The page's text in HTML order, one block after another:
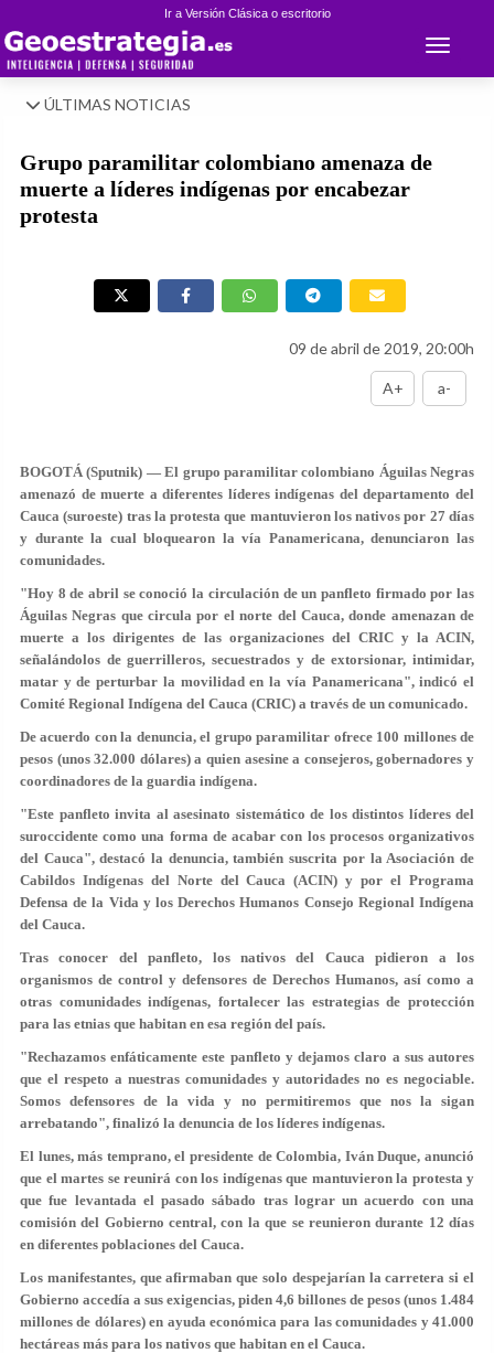
Ir a Versión Clásica o escritorio
Toggle
ÚLTIMAS NOTICIAS
Grupo paramilitar colombiano amenaza de
muerte a líderes indígenas por encabezar
protesta
09 de abril de 2019, 20:00h
A+ a-
BOGOTÁ (Sputnik) — El grupo paramilitar colombiano Águilas Negras
amenazó de muerte a diferentes líderes indígenas del departamento del
Cauca (suroeste) tras la protesta que mantuvieron los nativos por 27 días
y durante la cual bloquearon la vía Panamericana, denunciaron las
comunidades.
"Hoy 8 de abril se conoció la circulación de un panfleto firmado por las
Águilas Negras que circula por el norte del Cauca, donde amenazan de
muerte a los dirigentes de las organizaciones del CRIC y la ACIN,
señalándolos de guerrilleros, secuestrados y de extorsionar, intimidar,
matar y de perturbar la movilidad en la vía Panamericana", indicó el
Comité Regional Indígena del Cauca (CRIC) a través de un comunicado.
De acuerdo con la denuncia, el grupo paramilitar ofrece 100 millones de
pesos (unos 32.000 dólares) a quien asesine a consejeros, gobernadores y
coordinadores de la guardia indígena.
"Este panfleto invita al asesinato sistemático de los distintos líderes del
suroccidente como una forma de acabar con los procesos organizativos
del Cauca", destacó la denuncia, también suscrita por la Asociación de
Cabildos Indígenas del Norte del Cauca (ACIN) y por el Programa
Defensa de la Vida y los Derechos Humanos Consejo Regional Indígena
del Cauca.
Tras conocer del panfleto, los nativos del Cauca pidieron a los
organismos de control y defensores de Derechos Humanos, así como a
otras comunidades indígenas, fortalecer las estrategias de protección
para las etnias que habitan en esa región del país.
"Rechazamos enfáticamente este panfleto y dejamos claro a sus autores
que el respeto a nuestras comunidades y autoridades no es negociable.
Somos defensores de la vida y no permitiremos que nos la sigan
arrebatando", finalizó la denuncia de los líderes indígenas.
El lunes, más temprano, el presidente de Colombia, Iván Duque, anunció
que el martes se reunirá con los indígenas que mantuvieron la protesta y
que fue levantada el pasado sábado tras lograr un acuerdo con una
comisión del Gobierno central, con la que se reunieron durante 12 días
en diferentes poblaciones del Cauca.
Los manifestantes, que afirmaban que solo despejarían la carretera si el
Gobierno accedía a sus exigencias, piden 4,6 billones de pesos (unos 1.484
millones de dólares) en ayuda económica para las comunidades y 41.000
hectáreas más para los nativos que habitan en el Cauca.